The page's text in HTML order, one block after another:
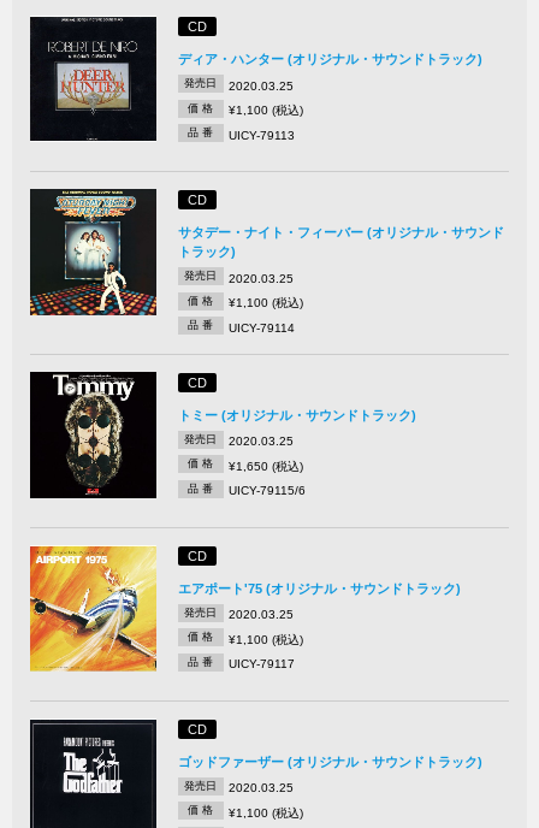
CD
ディア・ハンター (オリジナル・サウンドトラック)
発売日 2020.03.25
価 格 ¥1,100 (税込)
品 番 UICY-79113
CD
サタデー・ナイト・フィーバー (オリジナル・サウンド
トラック)
発売日 2020.03.25
価 格 ¥1,100 (税込)
品 番 UICY-79114
CD
トミー (オリジナル・サウンドトラック)
発売日 2020.03.25
価 格 ¥1,650 (税込)
品 番 UICY-79115/6
CD
エアポート'75 (オリジナル・サウンドトラック)
発売日 2020.03.25
価 格 ¥1,100 (税込)
品 番 UICY-79117
CD
ゴッドファーザー (オリジナル・サウンドトラック)
発売日 2020.03.25
価 格 ¥1,100 (税込)